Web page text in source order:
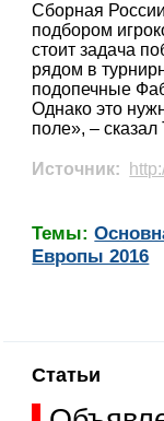
Сборная
подбором
стоит задача
рядом в
подопечные
Однако это
поле», –
Источник:
Темы:
Европы 2016
Статьи